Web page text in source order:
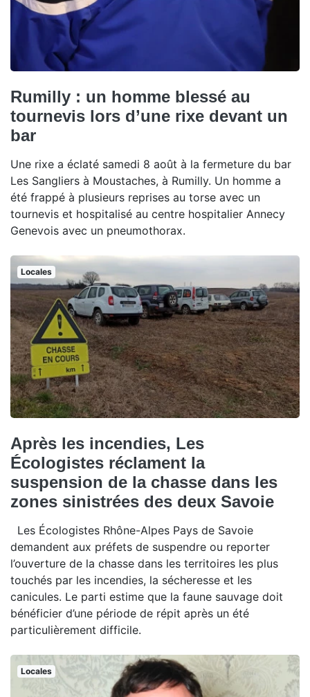
Rumilly : un homme blessé au
tournevis lors d’une rixe devant un
bar
Une rixe a éclaté samedi 8 août à la fermeture du bar
Les Sangliers à Moustaches, à Rumilly. Un homme a
été frappé à plusieurs reprises au torse avec un
tournevis et hospitalisé au centre hospitalier Annecy
Genevois avec un pneumothorax.
Locales
Après les incendies, Les
Écologistes réclament la
suspension de la chasse dans les
zones sinistrées des deux Savoie
Les Écologistes Rhône-Alpes Pays de Savoie
demandent aux préfets de suspendre ou reporter
l’ouverture de la chasse dans les territoires les plus
touchés par les incendies, la sécheresse et les
canicules. Le parti estime que la faune sauvage doit
bénéficier d’une période de répit après un été
particulièrement difficile.
Locales